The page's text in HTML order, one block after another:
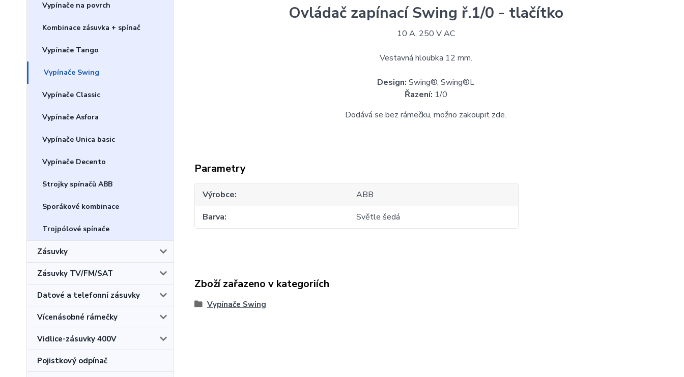
Vypínače na povrch
Kombinace zásuvka + spínač
Vypínače Tango
Vypínače Swing
Vypínače Classic
Vypínače Asfora
Vypínače Unica basic
Vypínače Decento
Strojky spínačů ABB
Sporákové kombinace
Trojpólové spínače
Zásuvky
Zásuvky TV/FM/SAT
Datové a telefonní zásuvky
Vícenásobné rámečky
Vidlice-zásuvky 400V
Pojistkový odpínač
Ovládač zapínací Swing ř.1/0 - tlačítko
10 A, 250 V AC
Vestavná hloubka 12 mm.
Design: Swing®, Swing®L
Řazení: 1/0
Dodává se bez rámečku, možno zakoupit zde.
Parametry
Výrobce
ABB
Barva
Světle šedá
Zboží zařazeno v kategoriích
Vypínače Swing